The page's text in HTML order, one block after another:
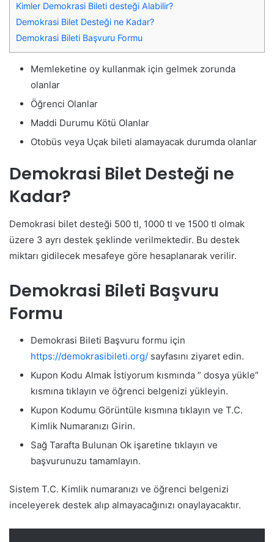
Kimler Demokrasi Bileti desteği Alabilir?
Demokrasi Bilet Desteği ne Kadar?
Demokrasi Bileti Başvuru Formu
Memleketine oy kullanmak için gelmek zorunda
olanlar
Öğrenci Olanlar
Maddi Durumu Kötü Olanlar
Otobüs veya Uçak bileti alamayacak durumda olanlar
Demokrasi Bilet Desteği ne
Kadar?
Demokrasi bilet desteği 500 tl, 1000 tl ve 1500 tl olmak
üzere 3 ayrı destek şeklinde verilmektedir. Bu destek
miktarı gidilecek mesafeye göre hesaplanarak verilir.
Demokrasi Bileti Başvuru
Formu
Demokrasi Bileti Başvuru formu için
https://demokrasibileti.org/ sayfasını ziyaret edin.
Kupon Kodu Almak İstiyorum kısmında ” dosya yükle”
kısmına tıklayın ve öğrenci belgenizi yükleyin.
Kupon Kodumu Görüntüle kısmına tıklayın ve T.C.
Kimlik Numaranızı Girin.
Sağ Tarafta Bulunan Ok işaretine tıklayın ve
başvurunuzu tamamlayın.
Sistem T.C. Kimlik numaranızı ve öğrenci belgenizi
inceleyerek destek alıp almayacağınızı onaylayacaktır.